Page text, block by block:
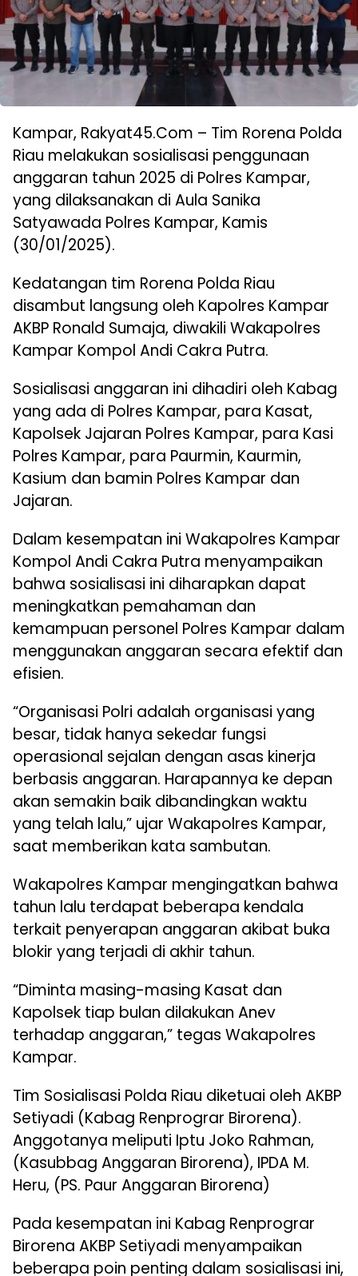
Kampar, Rakyat45.Com – Tim Rorena Polda
Riau melakukan sosialisasi penggunaan
anggaran tahun 2025 di Polres Kampar,
yang dilaksanakan di Aula Sanika
Satyawada Polres Kampar, Kamis
(30/01/2025).
Kedatangan tim Rorena Polda Riau
disambut langsung oleh Kapolres Kampar
AKBP Ronald Sumaja, diwakili Wakapolres
Kampar Kompol Andi Cakra Putra.
Sosialisasi anggaran ini dihadiri oleh Kabag
yang ada di Polres Kampar, para Kasat,
Kapolsek Jajaran Polres Kampar, para Kasi
Polres Kampar, para Paurmin, Kaurmin,
Kasium dan bamin Polres Kampar dan
Jajaran.
Dalam kesempatan ini Wakapolres Kampar
Kompol Andi Cakra Putra menyampaikan
bahwa sosialisasi ini diharapkan dapat
meningkatkan pemahaman dan
kemampuan personel Polres Kampar dalam
menggunakan anggaran secara efektif dan
efisien.
“Organisasi Polri adalah organisasi yang
besar, tidak hanya sekedar fungsi
operasional sejalan dengan asas kinerja
berbasis anggaran. Harapannya ke depan
akan semakin baik dibandingkan waktu
yang telah lalu,” ujar Wakapolres Kampar,
saat memberikan kata sambutan.
Wakapolres Kampar mengingatkan bahwa
tahun lalu terdapat beberapa kendala
terkait penyerapan anggaran akibat buka
blokir yang terjadi di akhir tahun.
“Diminta masing-masing Kasat dan
Kapolsek tiap bulan dilakukan Anev
terhadap anggaran,” tegas Wakapolres
Kampar.
Tim Sosialisasi Polda Riau diketuai oleh AKBP
Setiyadi (Kabag Renprograr Birorena).
Anggotanya meliputi Iptu Joko Rahman,
(Kasubbag Anggaran Birorena), IPDA M.
Heru, (PS. Paur Anggaran Birorena)
Pada kesempatan ini Kabag Renprograr
Birorena AKBP Setiyadi menyampaikan
beberapa poin penting dalam sosialisasi ini,